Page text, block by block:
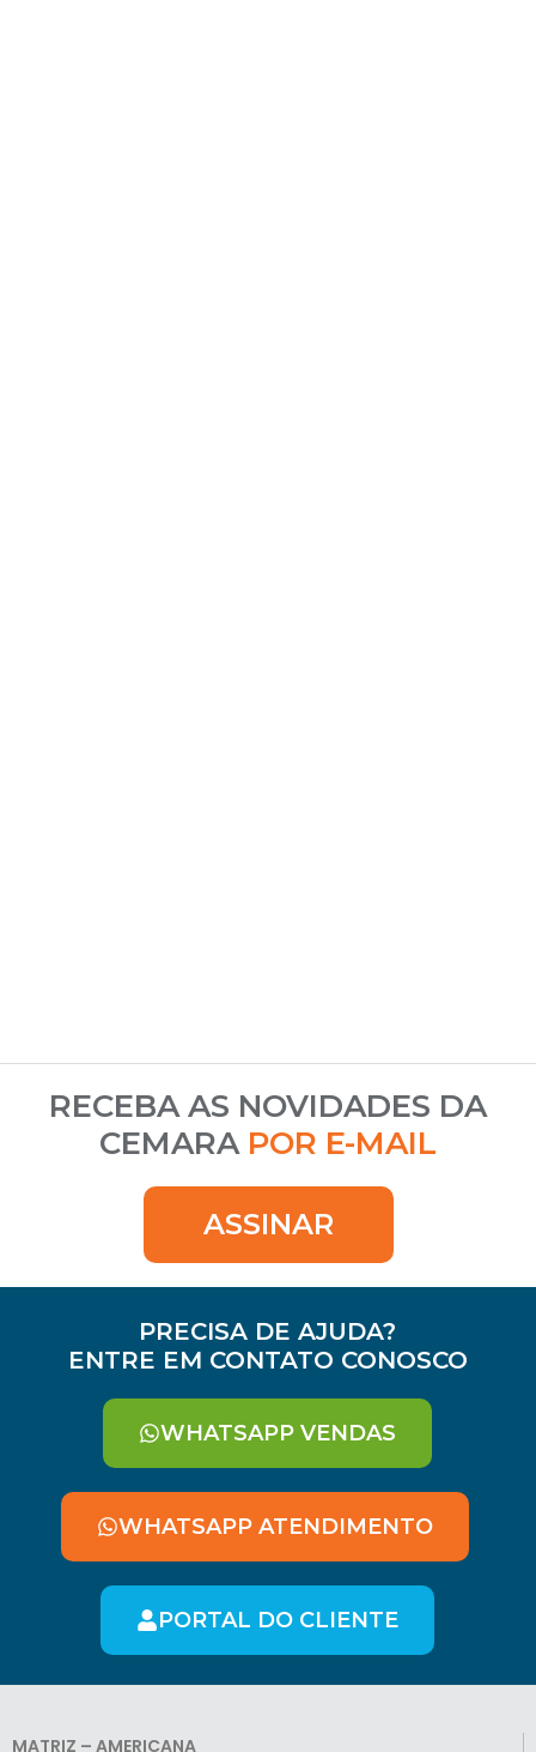
RECEBA AS NOVIDADES DA
CEMARA POR E-MAIL
ASSINAR
PRECISA DE AJUDA?
ENTRE EM CONTATO CONOSCO
WHATSAPP VENDAS
WHATSAPP ATENDIMENTO
PORTAL DO CLIENTE
MATRIZ – AMERICANA